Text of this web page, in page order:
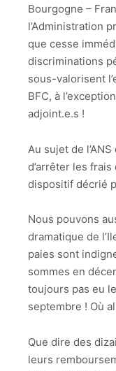
Bourgogne –
l’Administration
que cesse
discriminations
sous-valorisent
BFC, à
adjoint.e.s !
Au sujet de
d’arrêter les
dispositif décrié
Nous pouvons
dramatique de
paies sont
sommes en
toujours pas eu
septembre ! Où
Que dire des
leurs